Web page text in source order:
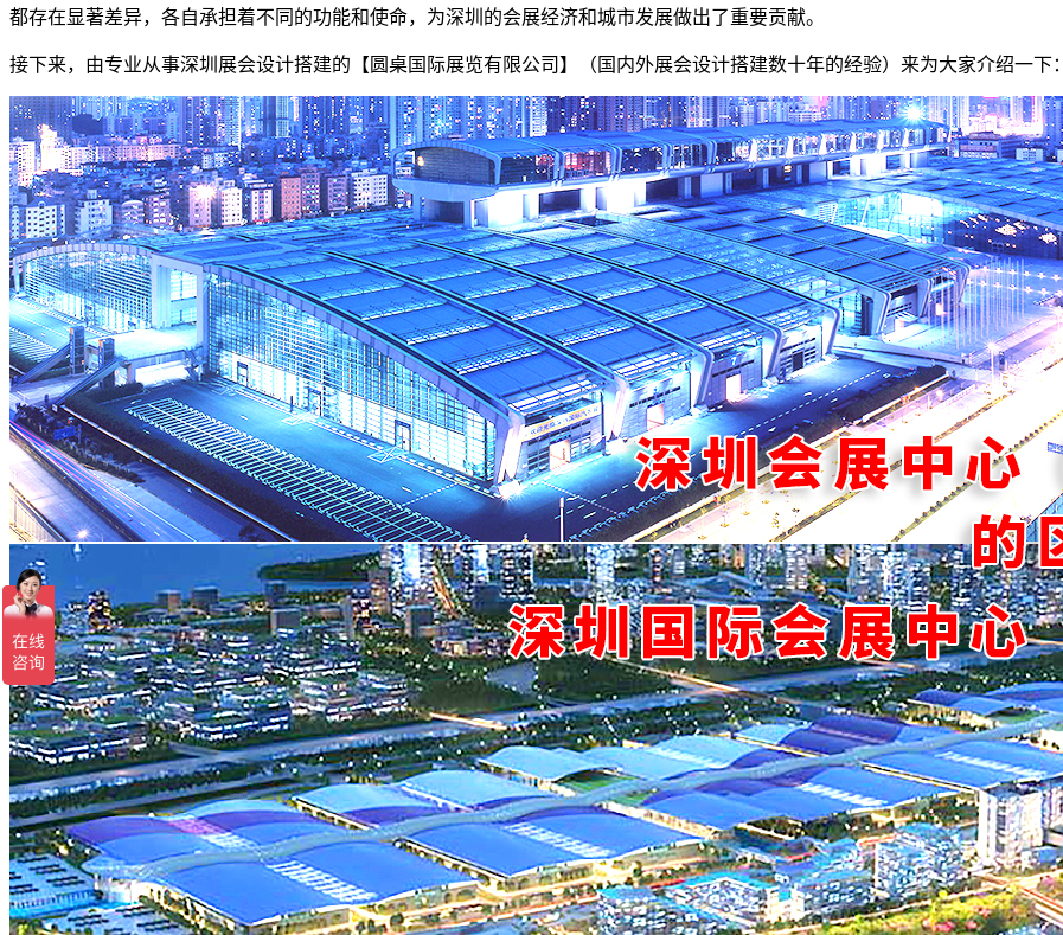
都存在显著差异，各自承担着不同的功能和使命，为深圳的会展经济和城市发展做出了重要贡献。
接下来，由专业从事深圳展会设计搭建的【圆桌国际展览有限公司】（国内外展会设计搭建数十年的经验）来为大家介绍一下：